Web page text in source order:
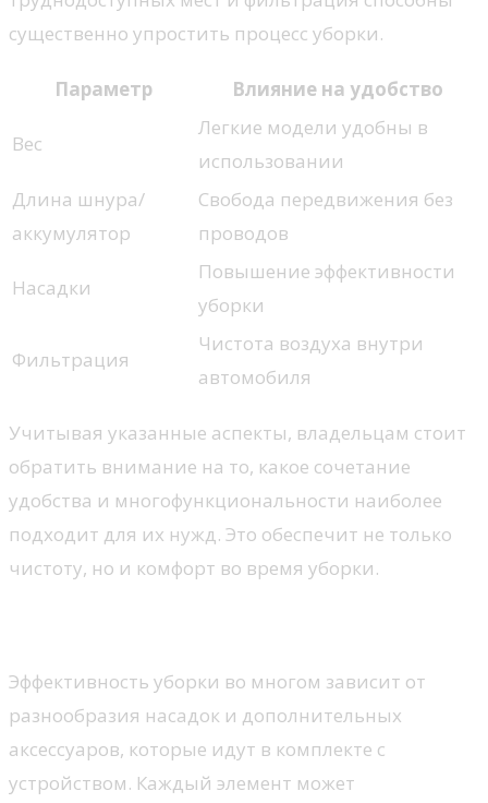
существенно упростить процесс уборки.
Параметр Влияние на удобство
Вес
Легкие модели удобны в
использовании
Длина шнура/
аккумулятор
Свобода передвижения без
проводов
Насадки
Повышение эффективности
уборки
Фильтрация
Чистота воздуха внутри
автомобиля
Учитывая указанные аспекты, владельцам стоит
обратить внимание на то, какое сочетание
удобства и многофункциональности наиболее
подходит для их нужд. Это обеспечит не только
чистоту, но и комфорт во время уборки.
Эффективность уборки во многом зависит от
разнообразия насадок и дополнительных
аксессуаров, которые идут в комплекте с
устройством. Каждый элемент может